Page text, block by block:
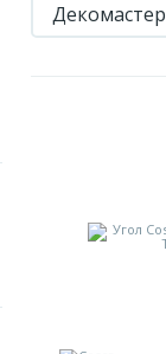
Декомастер